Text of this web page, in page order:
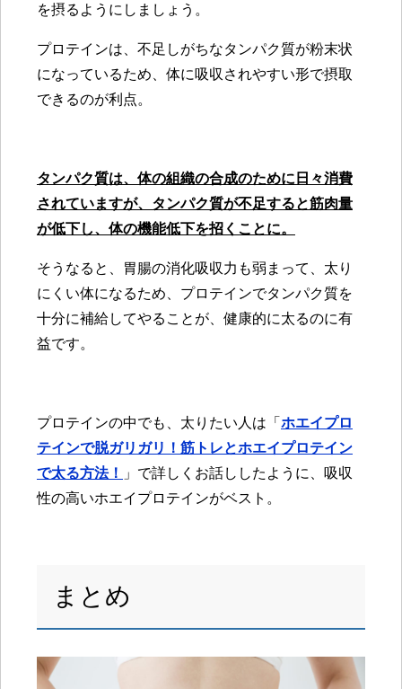
を摂るようにしましょう。
プロテインは、不足しがちなタンパク質が粉末状
になっているため、体に吸収されやすい形で摂取
できるのが利点。
タンパク質は、体の組織の合成のために日々消費
されていますが、 タンパク質が不足すると筋肉量
が低下し、体の機能低下を招くことに。
そうなると、胃腸の消化吸収力も弱まって、太り
にくい体になるため、プロテインでタンパク質を
十分に補給してやることが、健康的に太るのに有
益です。
プロテインの中でも、太りたい人は「 ホエイプロ
テインで脱ガリガリ！筋トレとホエイプロテイン
で太る方法！
」で詳しくお話ししたように、吸収
性の高いホエイプロテインがベスト。
まとめ